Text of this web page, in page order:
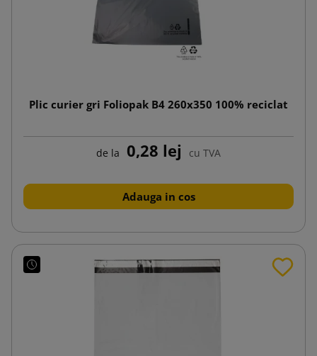
Plic curier gri Foliopak B4 260x350 100% reciclat
de la 0,28 lej cu TVA
Adauga in cos